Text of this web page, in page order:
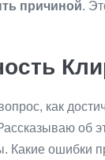
причиной.
как
об
Какие ошибки